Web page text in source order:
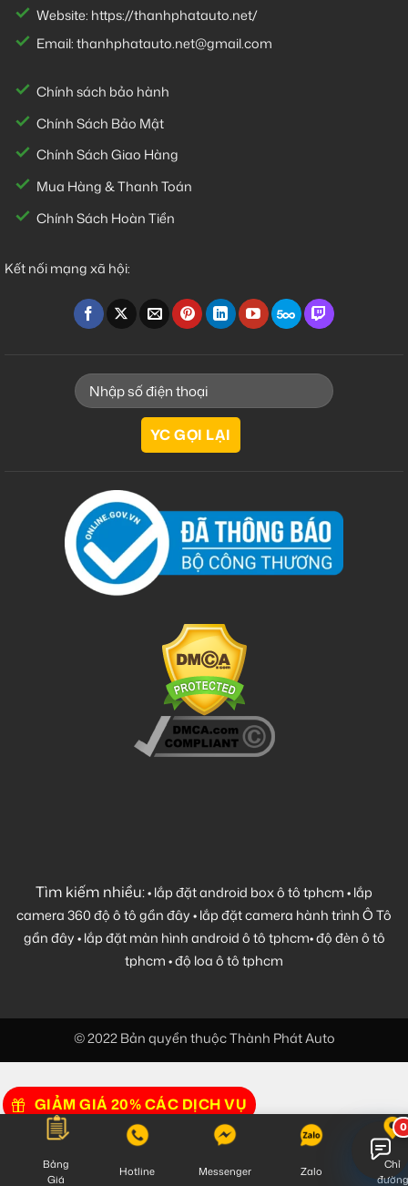
Website: https://thanhphatauto.net/
Email:thanhphatauto.net@gmail.com
Chính sách bảo hành
Chính Sách Bảo Mật
Chính Sách Giao Hàng
Mua Hàng & Thanh Toán
Chính Sách Hoàn Tiền
Kết nối mạng xã hội:
Tìm kiếm nhiều:•lắp đặt android box ô tô tphcm•lắp
camera 360 độ ô tô gần đây•lắp đặt camera hành trình Ô Tô
gần đây•lắp đặt màn hình android ô tô tphcm•độ đèn ô tô
tphcm•độ loa ô tô tphcm
GIẢM GIÁ 20% CÁC DỊCH VỤ
© 2022 Bản quyền thuộc Thành Phát Auto
Bảng
Giá
Hotline Messenger Zalo
Chỉ
đường